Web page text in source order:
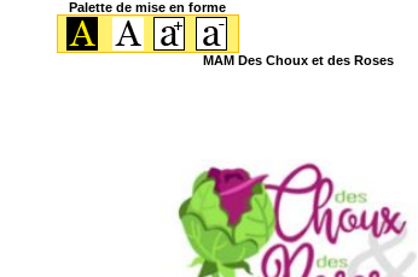
Palette de mise en forme
MAM Des Choux et des Roses